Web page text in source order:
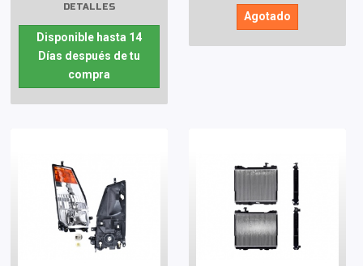
DETALLES
Disponible hasta 14
Días después de tu
compra
Agotado